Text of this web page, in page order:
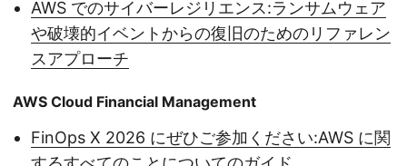
AWS でのサイバーレジリエンス:ランサムウェア
や破壊的イベントからの復旧のためのリファレン
スアプローチ
AWS Cloud Financial Management
FinOps X 2026 にぜひご参加ください:AWS に関